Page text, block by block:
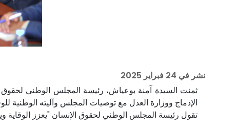
نشر في 24 فبراير 2025
ثمنت السيدة آمنة بوعياش، رئيسة المجلس الوطني لحقوق
الإدماج ووزارة العدل مع توصيات المجلس وآليته الوطنية
تقول رئيسة المجلس الوطني لحقوق الإنسان "يعزز الوقاية